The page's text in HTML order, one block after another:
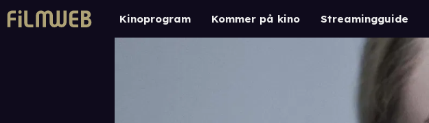
Kinoprogram Kommer på kino Streamingguide